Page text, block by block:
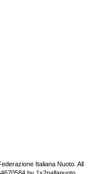
Italiana Nuoto. All